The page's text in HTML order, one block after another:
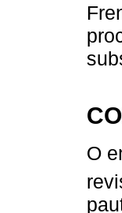
O